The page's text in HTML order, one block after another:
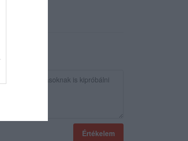
Értékelem